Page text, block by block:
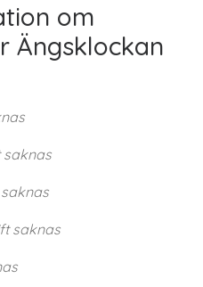
om
Ängsklockan
saknas
saknas